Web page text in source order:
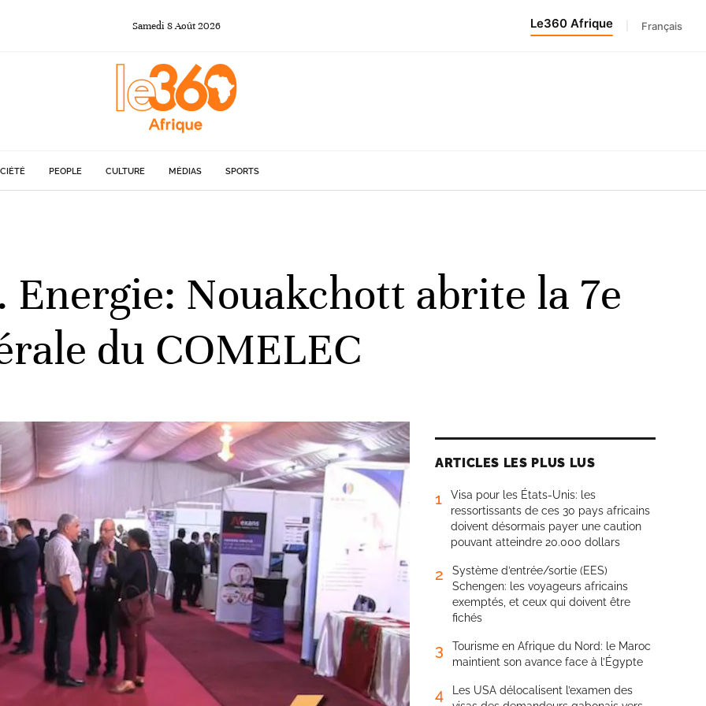
Samedi 8Août2026 Le360 Afrique Français
PEOPLE CULTURE MÉDIAS SPORTS
Energie: Nouakchott abrite la 7e
du COMELEC
ARTICLES LES PLUS LUS
1
Visa pour les États-Unis: les
ressortissants de ces 30 pays africains
doivent désormais payer une caution
pouvant atteindre 20.000 dollars
2
Système d’entrée/sortie (EES)
Schengen: les voyageurs africains
exemptés, et ceux qui doivent être
fichés
3
Tourisme en Afrique du Nord: le Maroc
maintient son avance face à l’Égypte
4
Les USA délocalisent l’examen des